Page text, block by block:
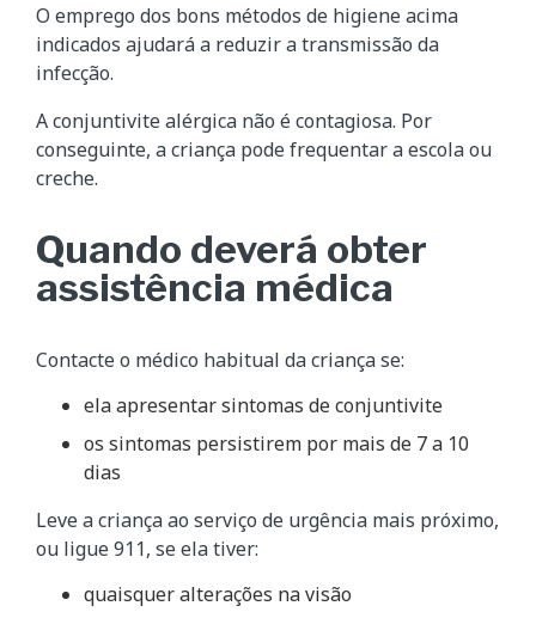
O emprego dos bons métodos de higiene acima
indicados ajudará a reduzir a transmissão da
infecção.
A conjuntivite alérgica não é contagiosa. Por
conseguinte, a criança pode frequentar a escola ou
creche.
Quando deverá obter
assistência médica
Contacte o médico habitual da criança se:
ela apresentar sintomas de conjuntivite
os sintomas persistirem por mais de 7 a 10
dias
Leve a criança ao serviço de urgência mais próximo,
ou ligue 911, se ela tiver:
quaisquer alterações na visão